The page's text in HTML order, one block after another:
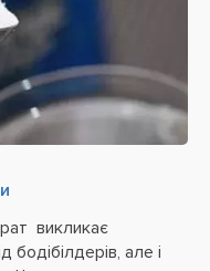
бодібілдерів, але і